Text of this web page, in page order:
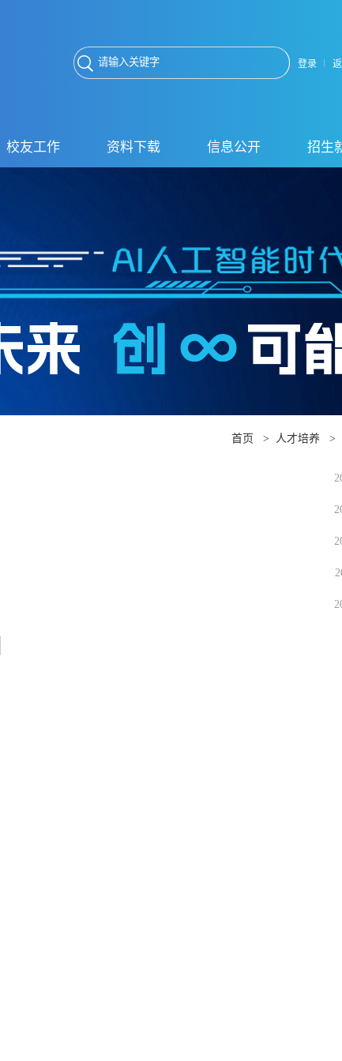
登录
校友工作 资料下载 信息公开 招生
首页 > 人才培养 >